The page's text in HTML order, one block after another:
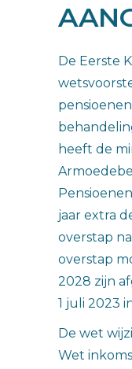
De Eerste
heeft de
jaar extra
overstap
overstap
2028 zijn
1 juli 2023
De wet
Wet